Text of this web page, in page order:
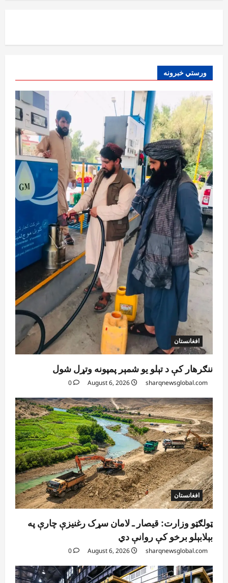
4
غوره بولي
sharqnewsglobal.com
0
5
افغانستان
کورنیو چارو وزارت: حیرتان کې د بهرنیو
اسعارو د قاچاق هڅه شنډه شوه
sharqnewsglobal.com
August 6, 2026
0
ورستي خبرونه
افغانستان
ننګرهار کې د تېلو یو شمېر پمپونه وتړل شول
sharqnewsglobal.com
0
افغانستان
ټولګټو وزارت: قیصار ـ لامان سړک رغنیزې چارې په
بېلابېلو برخو کې روانې دي
sharqnewsglobal.com
0